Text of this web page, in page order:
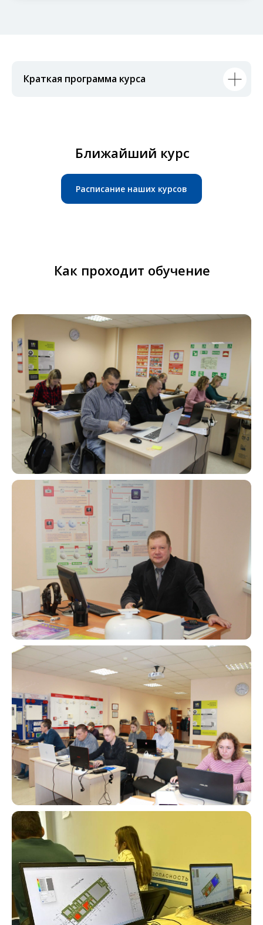
Краткая программа курса
Расписание наших курсов
Ближайший курс
Как проходит обучение